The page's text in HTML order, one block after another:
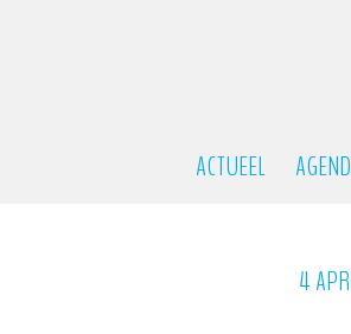
ACTUEEL
4